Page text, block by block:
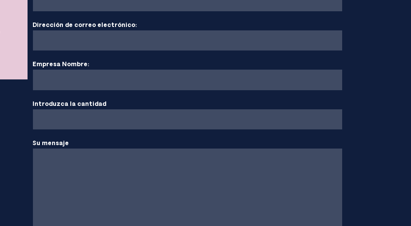
Dirección de correo electrónico:
Empresa Nombre:
Introduzca la cantidad
Su mensaje